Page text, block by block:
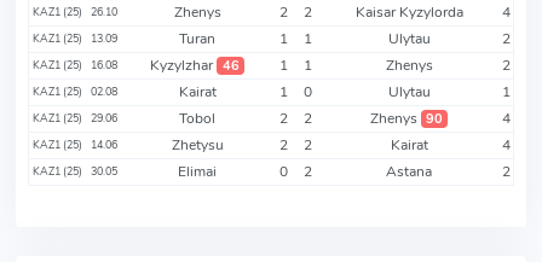
KAZ1 (25) 26.10 Zhenys 2 2 Kaisar Kyzylorda 4
KAZ1 (25) 13.09 Turan 1 1 Ulytau 2
KAZ1 (25) 16.08 Kyzylzhar 46 1 1 Zhenys 2
KAZ1 (25) 02.08 Kairat 1 0 Ulytau 1
KAZ1 (25) 29.06 Tobol 2 2 Zhenys 90 4
KAZ1 (25) 14.06 Zhetysu 2 2 Kairat 4
KAZ1 (25) 30.05 Elimai 0 2 Astana 2